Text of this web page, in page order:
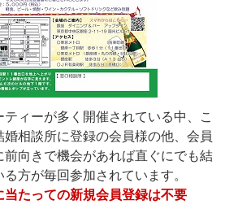
ィーが多く開催されている中、こ
相談所に登録の会員様の他、会員
前向きで機会があれば直ぐにでも結
方が毎回参加されています。
たっての新規会員登録は不要